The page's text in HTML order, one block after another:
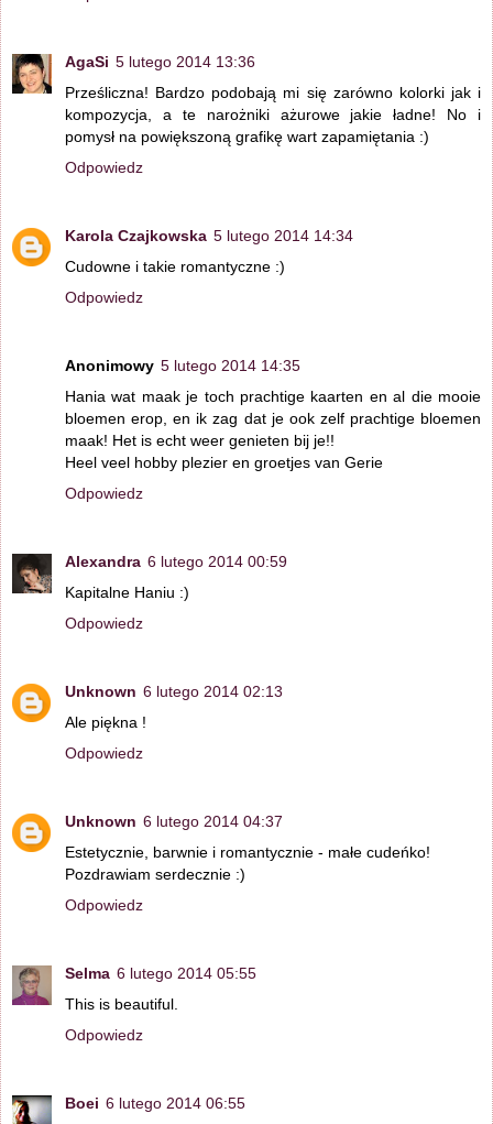
AgaSi 5 lutego 2014 13:36
Prześliczna! Bardzo podobają mi się zarówno kolorki jak i
kompozycja, a te narożniki ażurowe jakie ładne! No i
pomysł na powiększoną grafikę wart zapamiętania :)
Odpowiedz
Karola Czajkowska 5 lutego 2014 14:34
Cudowne i takie romantyczne :)
Odpowiedz
Anonimowy 5 lutego 2014 14:35
Hania wat maak je toch prachtige kaarten en al die mooie
bloemen erop, en ik zag dat je ook zelf prachtige bloemen
maak! Het is echt weer genieten bij je!!
Heel veel hobby plezier en groetjes van Gerie
Odpowiedz
Alexandra 6 lutego 2014 00:59
Kapitalne Haniu :)
Odpowiedz
Unknown 6 lutego 2014 02:13
Ale piękna !
Odpowiedz
Unknown 6 lutego 2014 04:37
Estetycznie, barwnie i romantycznie - małe cudeńko!
Pozdrawiam serdecznie :)
Odpowiedz
Selma 6 lutego 2014 05:55
This is beautiful.
Odpowiedz
Boei 6 lutego 2014 06:55